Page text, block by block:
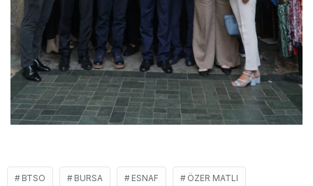
BTSO BURSA ESNAF ÖZER MATLI